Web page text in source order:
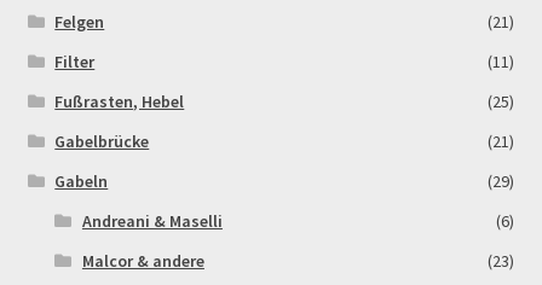
Pitbike-Training
Pitbikestrecken in Spanien – eine Rundreise und die
TOPstrecken
POLITICA DE COOKIES
Registration
Felgen
(21)
Filter
(11)
Fußrasten, Hebel
(25)
Gabelbrücke
(21)
Gabeln
(29)
Andreani & Maselli
(6)
Malcor & andere
(23)